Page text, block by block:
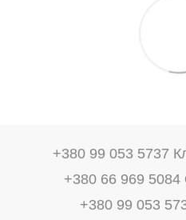
+380 99 053 5737
+380 66 969 5084
+380 99 053